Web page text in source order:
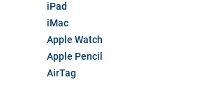
iPad
iMac
Apple Watch
Apple Pencil
AirTag